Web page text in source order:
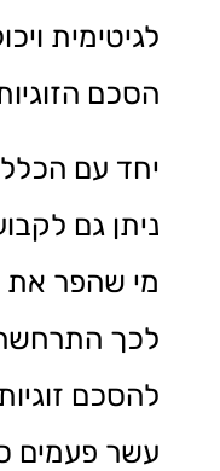
לגיטימית
הסכם
יחד עם
ניתן גם
מי שהפר את
לכך התרחשה
להסכם
עשר פעמים